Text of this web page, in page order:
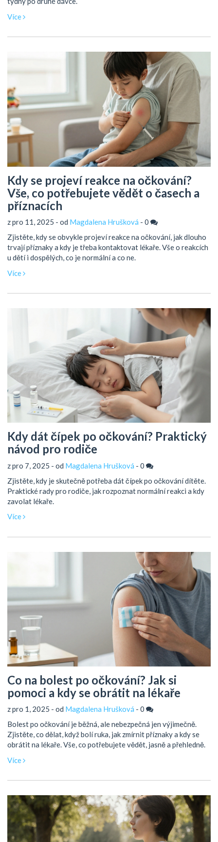
Více
Kdy se projeví reakce na očkování?
Vše, co potřebujete vědět o časech a
příznacích
z pro 11, 2025 - od Magdalena Hrušková - 0
Zjistěte, kdy se obvykle projeví reakce na očkování, jak dlouho
trvají příznaky a kdy je třeba kontaktovat lékaře. Vše o reakcích
u dětí i dospělých, co je normální a co ne.
Více
Kdy dát čípek po očkování? Praktický
návod pro rodiče
z pro 7, 2025 - od Magdalena Hrušková - 0
Zjistěte, kdy je skutečně potřeba dát čípek po očkování dítěte.
Praktické rady pro rodiče, jak rozpoznat normální reakci a kdy
zavolat lékaře.
Více
Co na bolest po očkování? Jak si
pomoci a kdy se obrátit na lékaře
z pro 1, 2025 - od Magdalena Hrušková - 0
Bolest po očkování je běžná, ale nebezpečná jen výjimečně.
Zjistěte, co dělat, když bolí ruka, jak zmírnit příznaky a kdy se
obrátit na lékaře. Vše, co potřebujete vědět, jasně a přehledně.
Více